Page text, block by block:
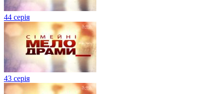
44 серія
43 серія